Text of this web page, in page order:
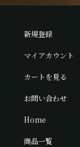
新規登録
マイアカウント
カートを見る
お問い合わせ
Home
商品一覧